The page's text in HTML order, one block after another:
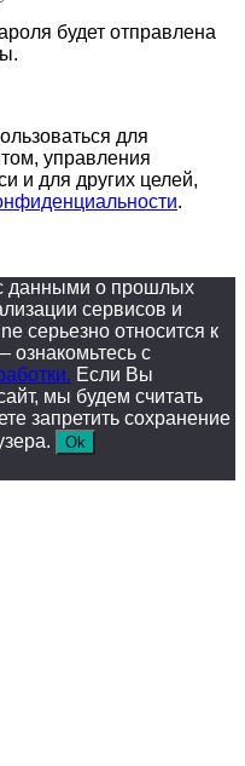
будет отправлена
для
управления
и для других целей,
.
данными о прошлых
сервисов и
серьезно относится к
с
Если Вы
мы будем считать
запретить сохранение
Ok